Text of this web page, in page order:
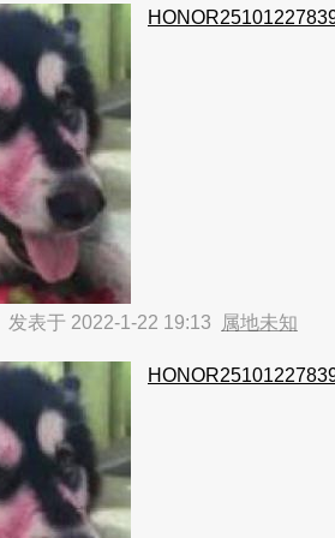
发表于 2022-1-22 19:13 属地未知